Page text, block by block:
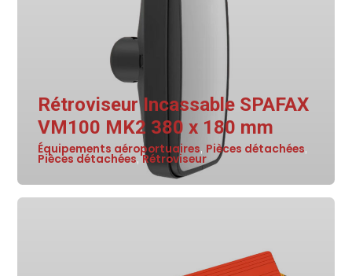
Rétroviseur Incassable SPAFAX
VM100 MK2 380 x 180 mm
Équipements aéroportuaires, Pièces détachées,
Pièces détachées,Rétroviseur